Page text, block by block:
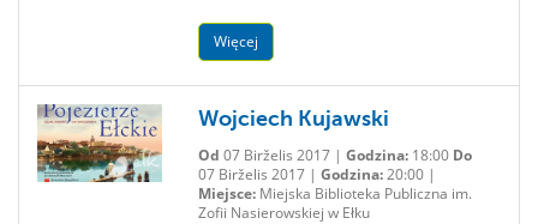
Więcej
Wojciech Kujawski
Od 07 Birželis 2017 | Godzina:18:00 Do
07 Birželis 2017 | Godzina:20:00 |
Miejsce:Miejska Biblioteka Publiczna im.
Zofii Nasierowskiej w Ełku